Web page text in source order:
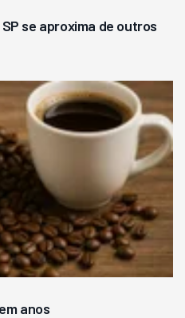
se aproxima de outros
anos